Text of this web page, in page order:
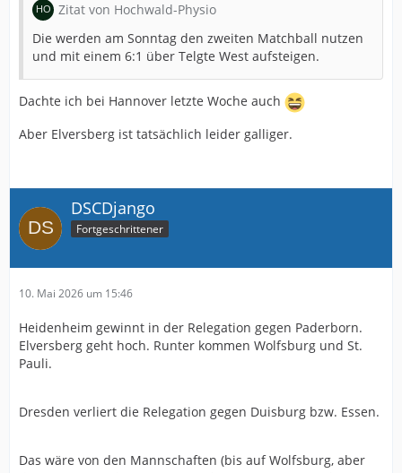
Zitat von Hochwald-Physio
Die werden am Sonntag den zweiten Matchball nutzen
und mit einem 6:1 über Telgte West aufsteigen.
Dachte ich bei Hannover letzte Woche auch
Aber Elversberg ist tatsächlich leider galliger.
DSCDjango
Fortgeschrittener
10. Mai 2026 um 15:46
Heidenheim gewinnt in der Relegation gegen Paderborn.
Elversberg geht hoch. Runter kommen Wolfsburg und St.
Pauli.
Dresden verliert die Relegation gegen Duisburg bzw. Essen.
Das wäre von den Mannschaften (bis auf Wolfsburg, aber